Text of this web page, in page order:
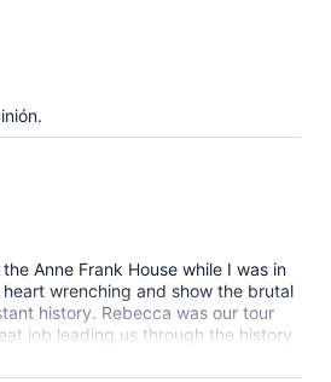
Anne Frank House while I was in
wrenching and show the brutal
history. Rebecca was our tour
job leading us through the history
answer questions and share fun